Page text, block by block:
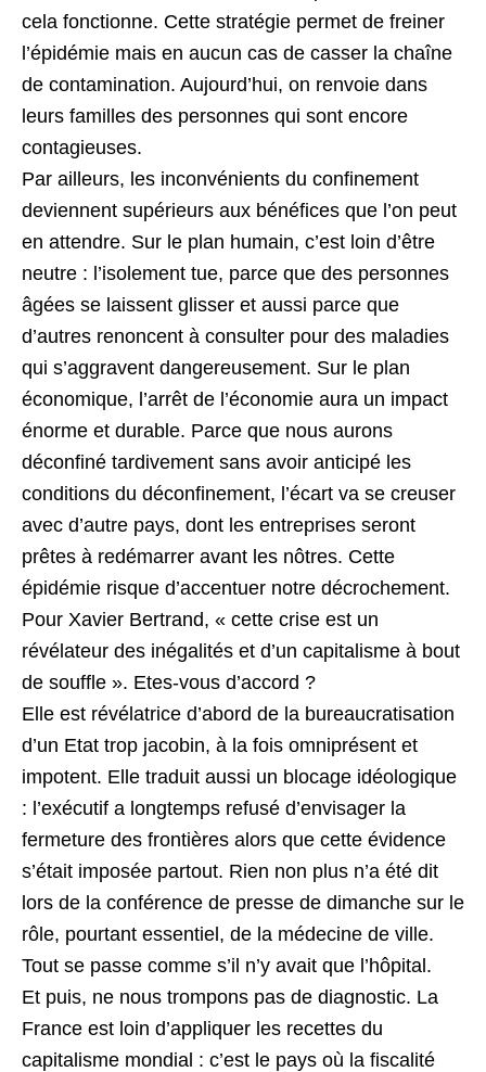
cela fonctionne. Cette stratégie permet de freiner
l’épidémie mais en aucun cas de casser la chaîne
de contamination. Aujourd’hui, on renvoie dans
leurs familles des personnes qui sont encore
contagieuses.
Par ailleurs, les inconvénients du confinement
deviennent supérieurs aux bénéfices que l’on peut
en attendre. Sur le plan humain, c’est loin d’être
neutre : l’isolement tue, parce que des personnes
âgées se laissent glisser et aussi parce que
d’autres renoncent à consulter pour des maladies
qui s’aggravent dangereusement. Sur le plan
économique, l’arrêt de l’économie aura un impact
énorme et durable. Parce que nous aurons
déconfiné tardivement sans avoir anticipé les
conditions du déconfinement, l’écart va se creuser
avec d’autre pays, dont les entreprises seront
prêtes à redémarrer avant les nôtres. Cette
épidémie risque d’accentuer notre décrochement.
Pour Xavier Bertrand, « cette crise est un
révélateur des inégalités et d’un capitalisme à bout
de souffle ». Etes-vous d’accord ?
Elle est révélatrice d’abord de la bureaucratisation
d’un Etat trop jacobin, à la fois omniprésent et
impotent. Elle traduit aussi un blocage idéologique
: l’exécutif a longtemps refusé d’envisager la
fermeture des frontières alors que cette évidence
s’était imposée partout. Rien non plus n’a été dit
lors de la conférence de presse de dimanche sur le
rôle, pourtant essentiel, de la médecine de ville.
Tout se passe comme s’il n’y avait que l’hôpital.
Et puis, ne nous trompons pas de diagnostic. La
France est loin d’appliquer les recettes du
capitalisme mondial : c’est le pays où la fiscalité